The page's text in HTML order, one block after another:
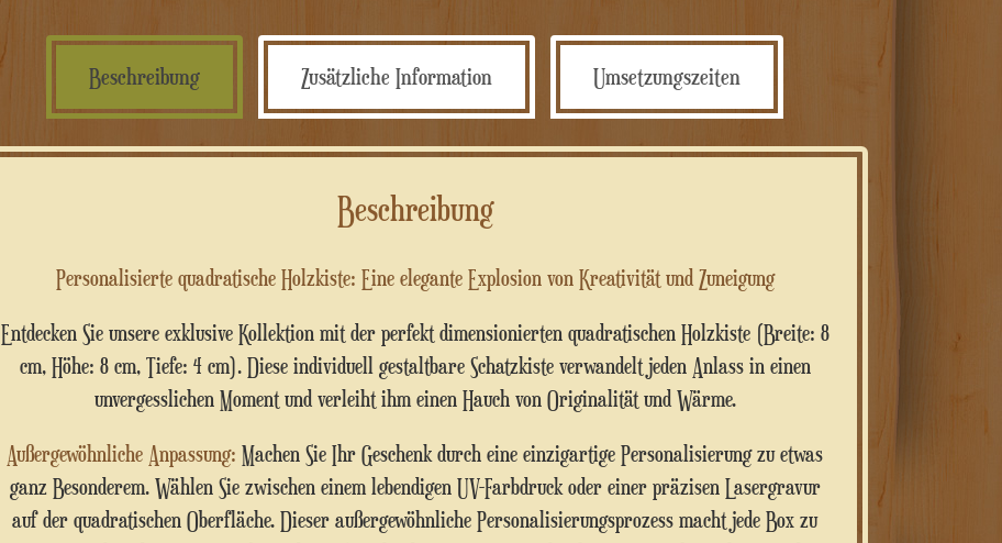
Beschreibung Zusätzliche Information Umsetzungszeiten
Beschreibung
Personalisierte quadratische Holzkiste: Eine elegante Explosion von Kreativität und Zuneigung
Entdecken Sie unsere exklusive Kollektion mit der perfekt dimensionierten quadratischen Holzkiste (Breite: 8
cm, Höhe: 8 cm, Tiefe: 4 cm). Diese individuell gestaltbare Schatzkiste verwandelt jeden Anlass in einen
unvergesslichen Moment und verleiht ihm einen Hauch von Originalität und Wärme.
Außergewöhnliche Anpassung: Machen Sie Ihr Geschenk durch eine einzigartige Personalisierung zu etwas
ganz Besonderem. Wählen Sie zwischen einem lebendigen UV-Farbdruck oder einer präzisen Lasergravur
auf der quadratischen Oberfläche. Dieser außergewöhnliche Personalisierungsprozess macht jede Box zu